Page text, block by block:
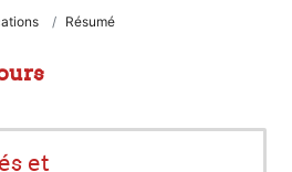
Résumé
et